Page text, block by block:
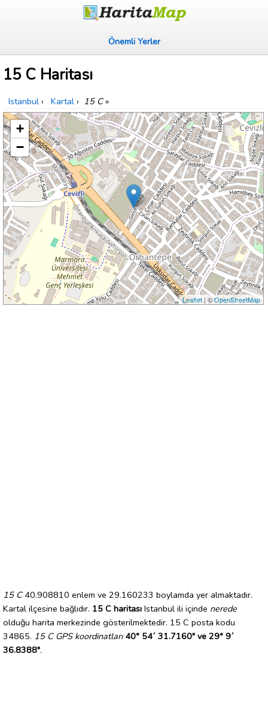
Önemli Yerler
15 C Haritası
Istanbul › Kartal › 15 C»
+
−
Leaflet| ©OpenStreetMap
15 C40.908810 enlem ve 29.160233 boylamda yer almaktadır.
Kartal ilçesine bağlıdır. 15 C haritası Istanbul ili içinde nerede
olduğu harita merkezinde gösterilmektedir. 15 C posta kodu
34865. 15 C GPS koordinatları 40° 54´ 31.7160" ve 29° 9´
36.8388".